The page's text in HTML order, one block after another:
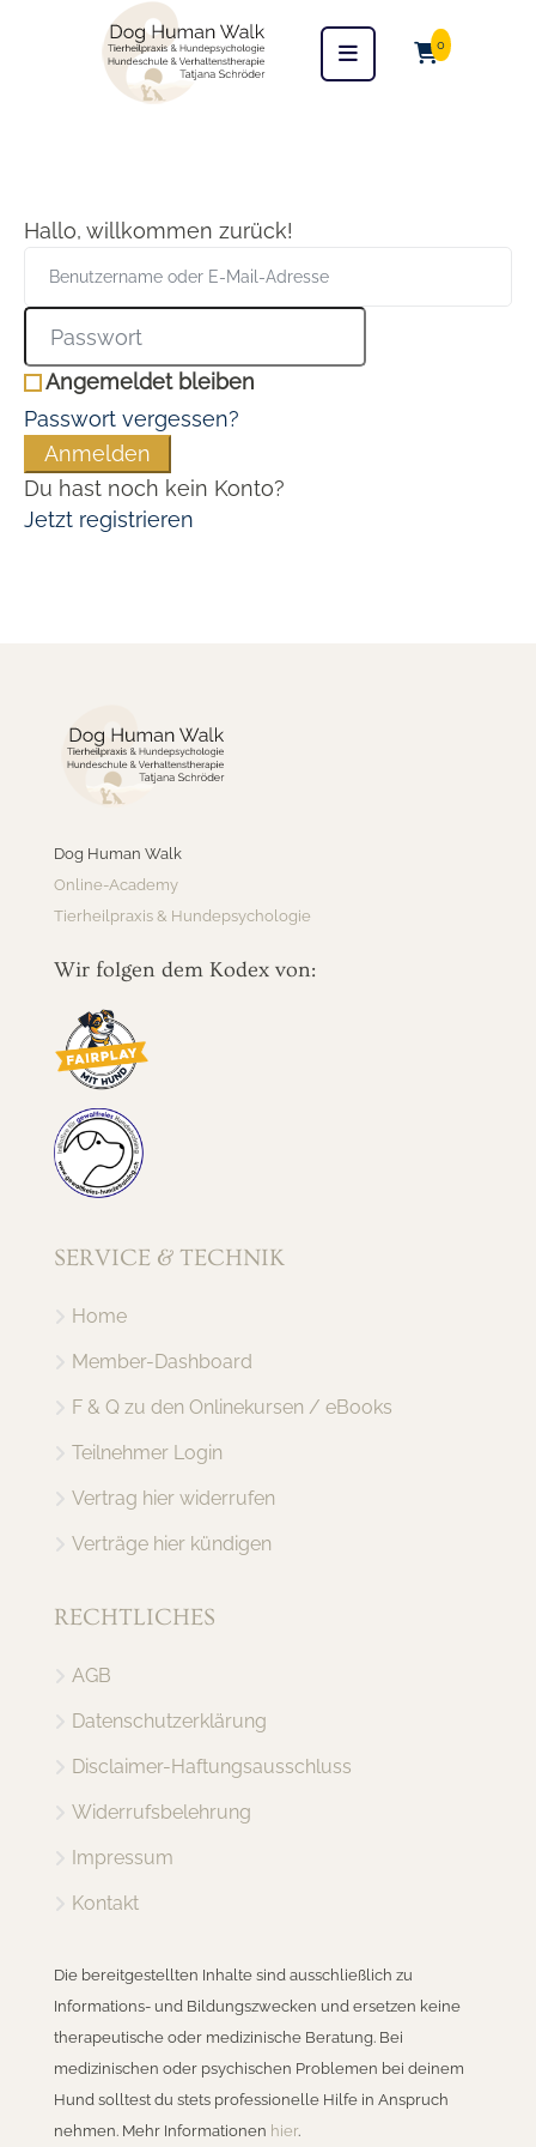
0
Hallo, willkommen zurück!
Angemeldet bleiben
Passwort vergessen?
Anmelden
Du hast noch kein Konto?
Jetzt registrieren
Dog Human Walk
Online-Academy
Tierheilpraxis & Hundepsychologie
Wir folgen dem Kodex von:
SERVICE & TECHNIK
Home
Member-Dashboard
F & Q zu den Onlinekursen / eBooks
Teilnehmer Login
Vertrag hier widerrufen
Verträge hier kündigen
RECHTLICHES
AGB
Datenschutzerklärung
Disclaimer-Haftungsausschluss
Widerrufsbelehrung
Impressum
Kontakt
Die bereitgestellten Inhalte sind ausschließlich zu
Informations- und Bildungszwecken und ersetzen keine
therapeutische oder medizinische Beratung. Bei
medizinischen oder psychischen Problemen bei deinem
Hund solltest du stets professionelle Hilfe in Anspruch
nehmen. Mehr Informationen hier.